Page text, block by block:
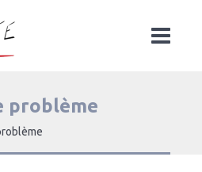
problème